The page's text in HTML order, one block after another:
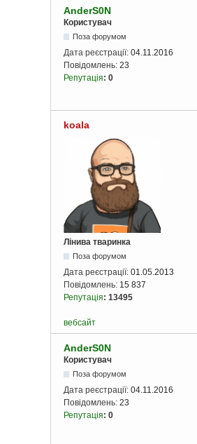
AnderS0N
Користувач
Поза форумом
Дата реєстрації: 04.11.2016
Повідомлень: 23
Репутація: 0
koala
Лінива тваринка
Поза форумом
Дата реєстрації: 01.05.2013
Повідомлень: 15 837
Репутація: 13495
вебсайт
AnderS0N
Користувач
Поза форумом
Дата реєстрації: 04.11.2016
Повідомлень: 23
Репутація: 0